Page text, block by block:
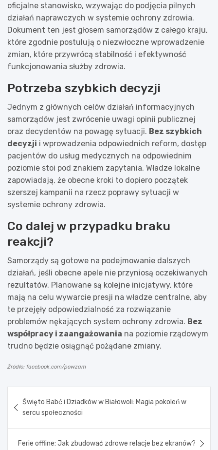
oficjalne stanowisko, wzywając do podjęcia pilnych
działań naprawczych w systemie ochrony zdrowia.
Dokument ten jest głosem samorządów z całego kraju,
które zgodnie postulują o niezwłoczne wprowadzenie
zmian, które przywrócą stabilność i efektywność
funkcjonowania służby zdrowia.
Potrzeba szybkich decyzji
Jednym z głównych celów działań informacyjnych
samorządów jest zwrócenie uwagi opinii publicznej
oraz decydentów na powagę sytuacji. Bez szybkich
decyzji i wprowadzenia odpowiednich reform, dostęp
pacjentów do usług medycznych na odpowiednim
poziomie stoi pod znakiem zapytania. Władze lokalne
zapowiadają, że obecne kroki to dopiero początek
szerszej kampanii na rzecz poprawy sytuacji w
systemie ochrony zdrowia.
Co dalej w przypadku braku
reakcji?
Samorządy są gotowe na podejmowanie dalszych
działań, jeśli obecne apele nie przyniosą oczekiwanych
rezultatów. Planowane są kolejne inicjatywy, które
mają na celu wywarcie presji na władze centralne, aby
te przejęły odpowiedzialność za rozwiązanie
problemów nękających system ochrony zdrowia. Bez
współpracy i zaangażowania na poziomie rządowym
trudno będzie osiągnąć pożądane zmiany.
Źródło: facebook.com/powzam
wpisu
Święto Babć i Dziadków w Białowoli: Magia pokoleń w
sercu społeczności
Ferie offline: Jak zbudować zdrowe relacje bez ekranów?